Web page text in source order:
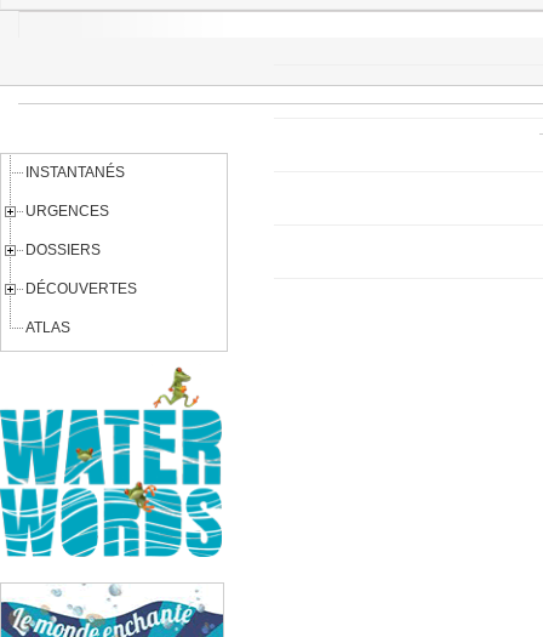
INSTANTANÉS
URGENCES
DOSSIERS
DÉCOUVERTES
ATLAS